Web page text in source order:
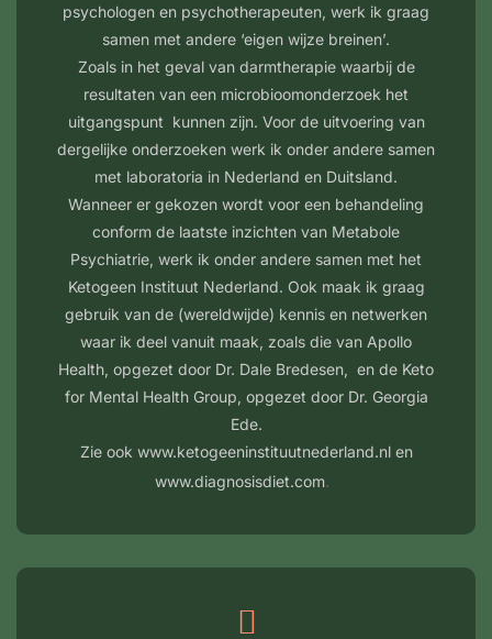
psychologen en psychotherapeuten, werk ik graag
samen met andere ‘eigen wijze breinen’.
Zoals in het geval van darmtherapie waarbij de
resultaten van een microbioomonderzoek het
uitgangspunt kunnen zijn. Voor de uitvoering van
dergelijke onderzoeken werk ik onder andere samen
met laboratoria in Nederland en Duitsland.
Wanneer er gekozen wordt voor een behandeling
conform de laatste inzichten van Metabole
Psychiatrie, werk ik onder andere samen met het
Ketogeen Instituut Nederland. Ook maak ik graag
gebruik van de (wereldwijde) kennis en netwerken
waar ik deel vanuit maak, zoals die van Apollo
Health, opgezet door Dr. Dale Bredesen, en de Keto
for Mental Health Group, opgezet door Dr. Georgia
Ede.
Zie ook www.ketogeeninstituutnederland.nl en
www.diagnosisdiet.com.